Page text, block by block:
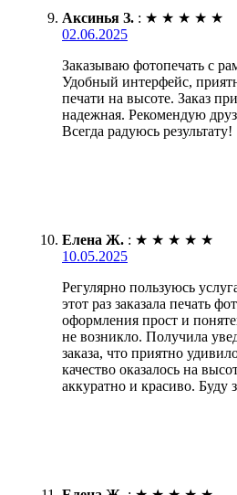
Аксинья З. : ★ ★ ★ ★ ★
02.06.2025
Заказываю фотопечать с
Удобный интерфейс,
печати на высоте. Заказ
надежная. Рекомендую
Всегда радуюсь результату!
Елена Ж. : ★ ★ ★ ★ ★
10.05.2025
Регулярно пользуюсь
этот раз заказала печать
оформления прост и
не возникло. Получила
заказа, что приятно
качество оказалось на
аккуратно и красиво. Буду